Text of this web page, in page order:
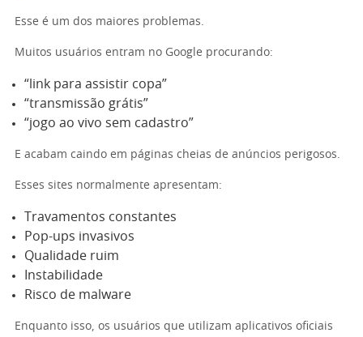
Esse é um dos maiores problemas.
Muitos usuários entram no Google procurando:
“link para assistir copa”
“transmissão grátis”
“jogo ao vivo sem cadastro”
E acabam caindo em páginas cheias de anúncios perigosos.
Esses sites normalmente apresentam:
Travamentos constantes
Pop-ups invasivos
Qualidade ruim
Instabilidade
Risco de malware
Enquanto isso, os usuários que utilizam aplicativos oficiais